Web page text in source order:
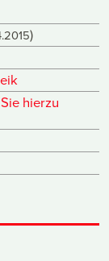
)
hierzu